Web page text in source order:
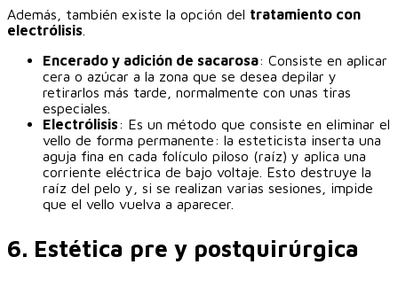
Además, también existe la opción del tratamiento con
electrólisis
Encerado y adición de sacarosa: Consiste en aplicar
cera o azúcar a la zona que se desea depilar y
retirarlos más tarde, normalmente con unas tiras
especiales.
Electrólisis: Es un método que consiste en eliminar el
vello de forma permanente: la esteticista inserta una
aguja fina en cada folículo piloso (raíz) y aplica una
corriente eléctrica de bajo voltaje. Esto destruye la
raíz del pelo y, si se realizan varias sesiones, impide
que el vello vuelva a aparecer.
‎6. Estética pre y postquirúrgica